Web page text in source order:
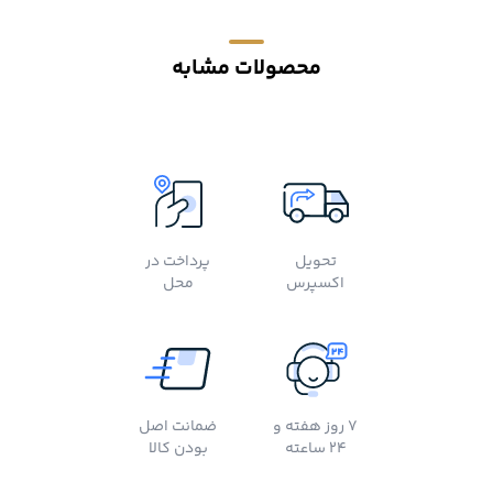
محصولات مشابه
تحویل
اکسپرس
پرداخت در
محل
7 روز هفته و
24 ساعته
ضمانت اصل
بودن کالا